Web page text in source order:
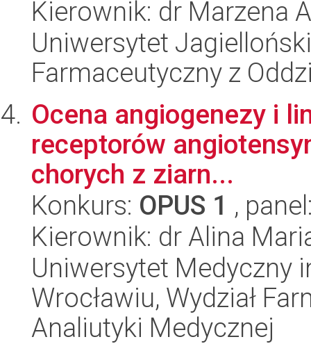
Kierownik: dr Marzena
Uniwersytet
Farmaceutyczny z
Ocena angiogenezy i
receptorów
chorych z ziarn...
Konkurs: OPUS 1 ,
Kierownik: dr Alina
Uniwersytet Medyczny
Wrocławiu, Wydział
Analiutyki Medycznej